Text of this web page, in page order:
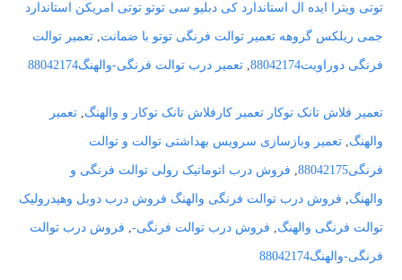
توتی ویترا ایده ال استاندارد کی دبلیو سی توتو توتی امریکن استاندارد
جمی ریلکس گروهه تعمیر توالت فرنگی توتو با ضمانت, تعمیر توالت
فرنگی دوراویت88042174 , تعمیر درب توالت فرنگی-والهنگ88042174
تعمیر فلاش تانک توکار تعمیر کارفلاش تانک توکار و والهنگ, تعمیر
والهنگ, تعمیر وبازسازی سرویس بهداشتی توالت و توالت
فرنگی88042175 , فروش درب اتوماتیک رولی توالت فرنگی و
والهنگ, فروش درب توالت فرنگی والهنگ فروش درب دوبل وهیدرولیک
توالت فرنگی والهنگ, فروش درب توالت فرنگی-, فروش درب توالت
فرنگی-والهنگ88042174